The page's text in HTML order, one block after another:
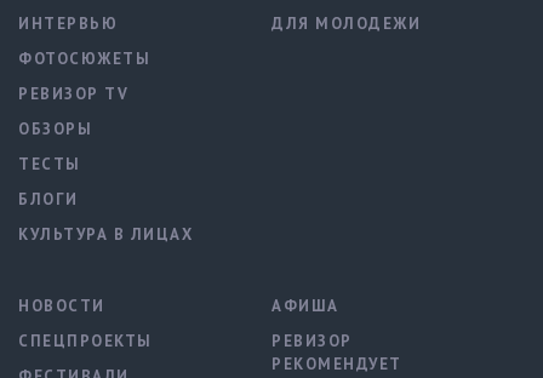
ИНТЕРВЬЮ
ФОТОСЮЖЕТЫ
РЕВИЗОР TV
ОБЗОРЫ
ТЕСТЫ
БЛОГИ
КУЛЬТУРА В ЛИЦАХ
ДЛЯ МОЛОДЕЖИ
НОВОСТИ
СПЕЦПРОЕКТЫ
АФИША
РЕВИЗОР
РЕКОМЕНДУЕТ